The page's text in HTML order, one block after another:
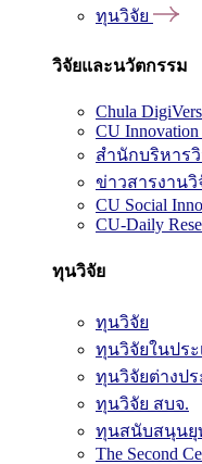
ทุนวิจัย
วิจัยและนวัตกรรม
Chula
CU
สำนักบริหาร
ข่าวสารงาน
CU Social
CU-Daily
ทุนวิจัย
ทุนวิจัย
ทุนวิจัยในประ
ทุนวิจัยต่างปร
ทุนวิจัย สบจ.
ทุนสนับสนุนยุ
The Second